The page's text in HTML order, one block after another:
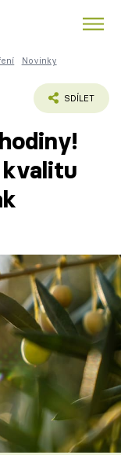
Novinky
SDÍLET